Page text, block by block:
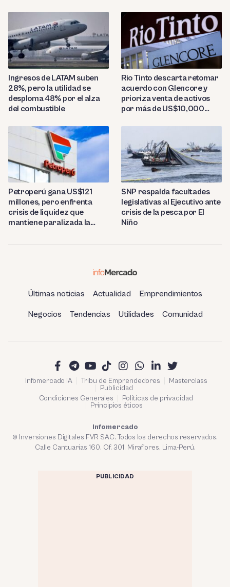
Ingresos de LATAM suben
28%, pero la utilidad se
desploma 48% por el alza
del combustible
Rio Tinto descarta retomar
acuerdo con Glencore y
prioriza venta de activos
por más de US$10,000
Petroperú gana US$121
millones, pero enfrenta
crisis de liquidez que
mantiene paralizada la
SNP respalda facultades
legislativas al Ejecutivo ante
crisis de la pesca por El
Niño
Últimas noticias Actualidad Emprendimientos
Negocios Tendencias Utilidades Comunidad
Infomercado IA Tribu de Emprendedores
Masterclass
Publicidad
Condiciones Generales
Políticas de privacidad
Principios éticos
Infomercado
© Inversiones Digitales FVR SAC. Todos los derechos reservados.
Calle Cantuarias 160. Of. 301. Miraflores, Lima-Perú.
PUBLICIDAD